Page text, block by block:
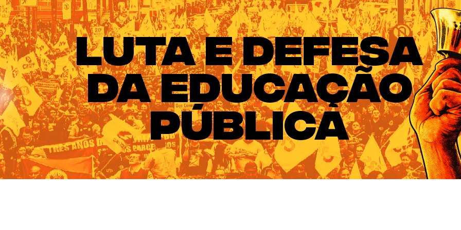
do Rio Grande do Sul